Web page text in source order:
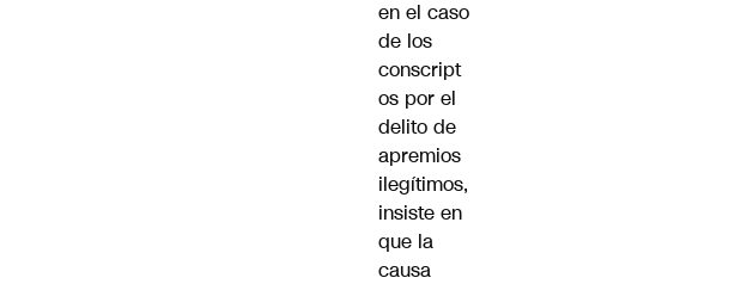
en el caso
de los
conscript
os por el
delito de
apremios
ilegítimos,
insiste en
que la
causa